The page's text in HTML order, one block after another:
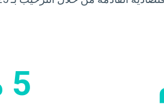
5 مليون